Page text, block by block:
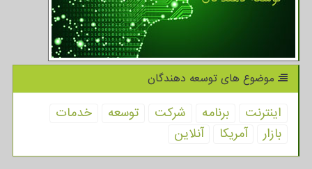
موضوع های توسعه دهندگان
اینترنت برنامه شركت توسعه
خدمات
بازار
آمریكا آنلاین